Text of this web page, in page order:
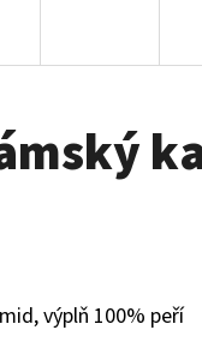
výplň 100% peří